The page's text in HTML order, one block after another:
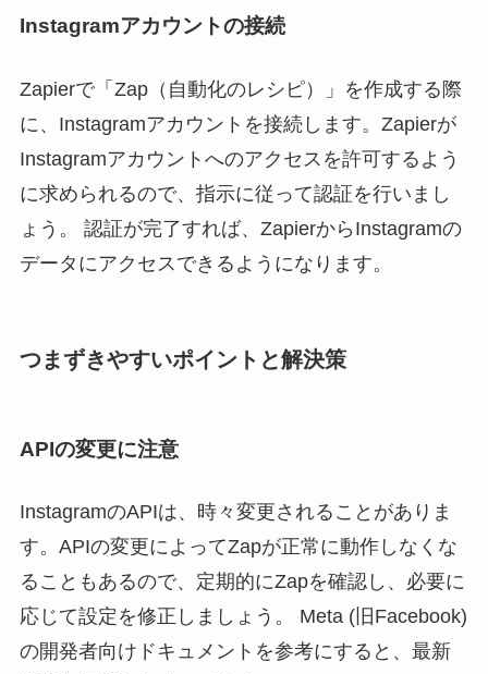
Instagramアカウントの接続
Zapierで「Zap（自動化のレシピ）」を作成する際
に、Instagramアカウントを接続します。Zapierが
Instagramアカウントへのアクセスを許可するよう
に求められるので、指示に従って認証を行いまし
ょう。 認証が完了すれば、ZapierからInstagramの
データにアクセスできるようになります。
つまずきやすいポイントと解決策
APIの変更に注意
InstagramのAPIは、時々変更されることがありま
す。APIの変更によってZapが正常に動作しなくな
ることもあるので、定期的にZapを確認し、必要に
応じて設定を修正しましょう。 Meta (旧Facebook)
の開発者向けドキュメントを参考にすると、最新